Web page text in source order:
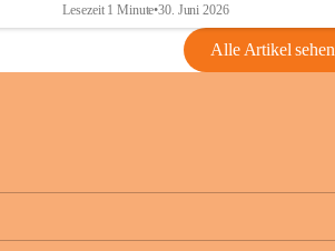
Lesezeit 1 Minute•30. Juni 2026
Alle Artikel sehen